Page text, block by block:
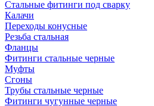
Стальные фитинги под сварку
Калачи
Переходы конусные
Резьба стальная
Фланцы
Фитинги стальные черные
Муфты
Сгоны
Трубы стальные черные
Фитинги чугунные черные